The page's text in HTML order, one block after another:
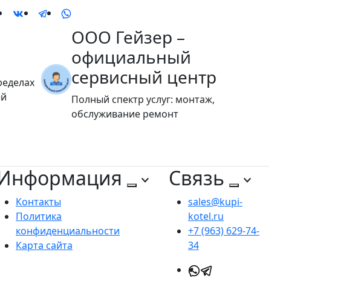
ООО Гейзер –
официальный
сервисный центр
Полный спектр услуг: монтаж,
обслуживание ремонт
Контакты
Политика
конфиденциальности
Карта сайта
Связь
sales@kupi-
kotel.ru
+7 (963) 629-74-
34